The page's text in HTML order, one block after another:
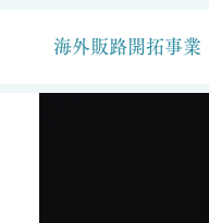
海外販路開拓事業